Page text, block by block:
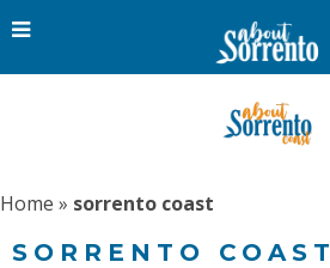
Home » sorrento coast
SORRENTO COAST